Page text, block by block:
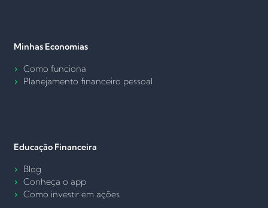
Minhas Economias
Como funciona
Planejamento financeiro pessoal
Educação Financeira
Blog
Conheça o app
Como investir em ações